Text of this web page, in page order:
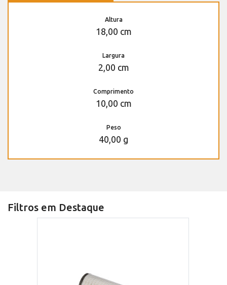
Altura
18,00 cm
Largura
2,00 cm
Comprimento
10,00 cm
Peso
40,00 g
Filtros em Destaque